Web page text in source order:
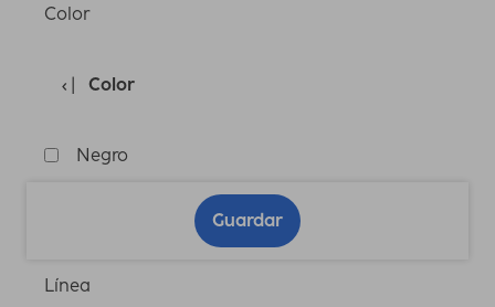
Color
Color
Negro
Guardar
Línea